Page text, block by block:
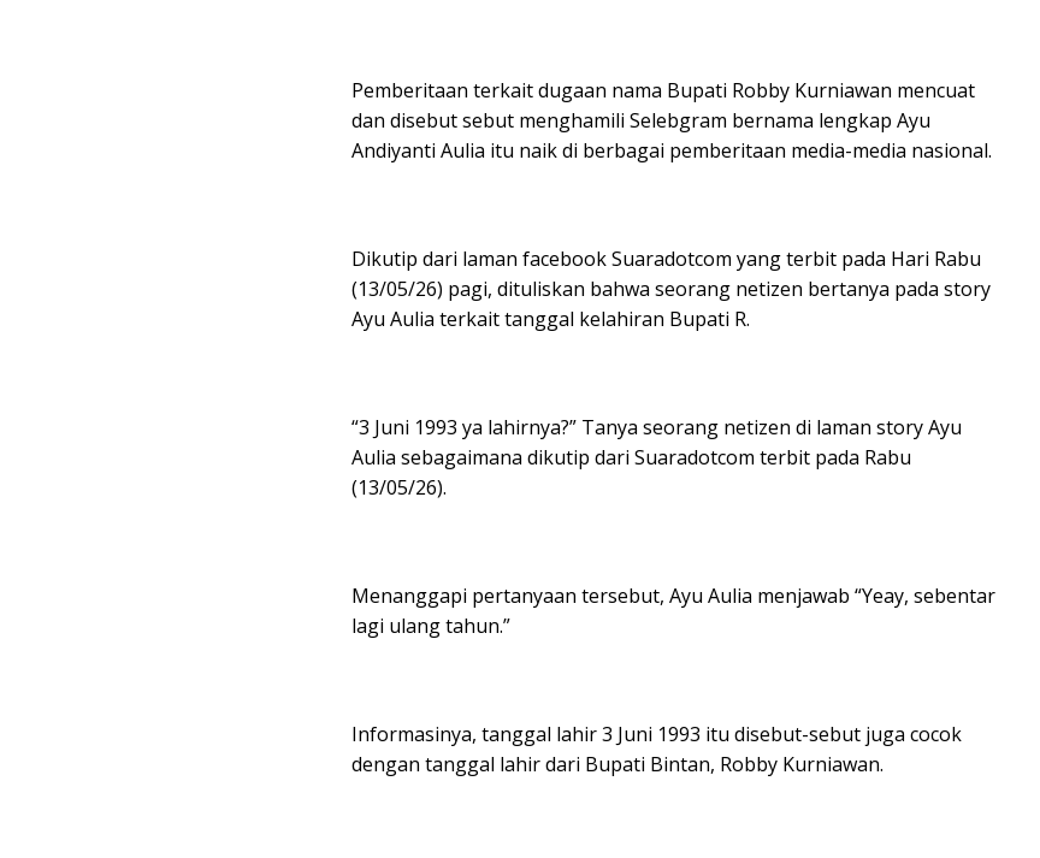
Pemberitaan terkait dugaan nama Bupati Robby Kurniawan mencuat
dan disebut sebut menghamili Selebgram bernama lengkap Ayu
Andiyanti Aulia itu naik di berbagai pemberitaan media-media nasional.
Dikutip dari laman facebook Suaradotcom yang terbit pada Hari Rabu
(13/05/26) pagi, dituliskan bahwa seorang netizen bertanya pada story
Ayu Aulia terkait tanggal kelahiran Bupati R.
“3 Juni 1993 ya lahirnya?” Tanya seorang netizen di laman story Ayu
Aulia sebagaimana dikutip dari Suaradotcom terbit pada Rabu
(13/05/26).
Menanggapi pertanyaan tersebut, Ayu Aulia menjawab “Yeay, sebentar
lagi ulang tahun.”
Informasinya, tanggal lahir 3 Juni 1993 itu disebut-sebut juga cocok
dengan tanggal lahir dari Bupati Bintan, Robby Kurniawan.